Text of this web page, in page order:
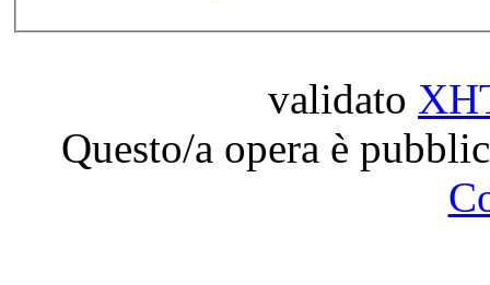
validato
Questo/a opera è